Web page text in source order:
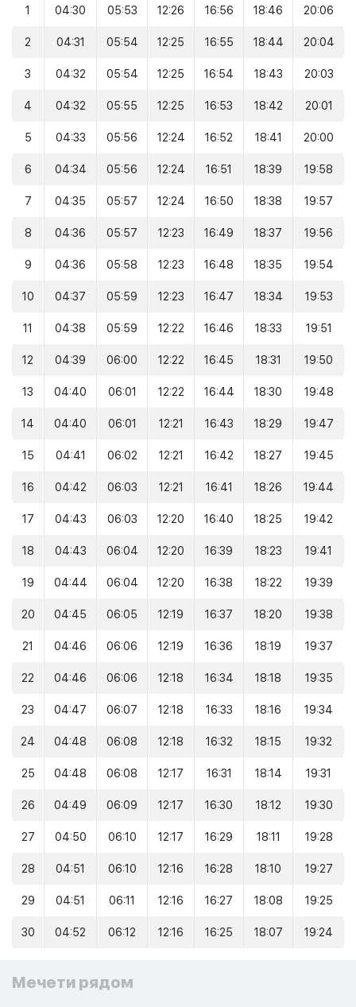
1 04:30 05:53 12:26 16:56 18:46 20:06
2 04:31 05:54 12:25 16:55 18:44 20:04
3 04:32 05:54 12:25 16:54 18:43 20:03
4 04:32 05:55 12:25 16:53 18:42 20:01
5 04:33 05:56 12:24 16:52 18:41 20:00
6 04:34 05:56 12:24 16:51 18:39 19:58
7 04:35 05:57 12:24 16:50 18:38 19:57
8 04:36 05:57 12:23 16:49 18:37 19:56
9 04:36 05:58 12:23 16:48 18:35 19:54
10 04:37 05:59 12:23 16:47 18:34 19:53
11 04:38 05:59 12:22 16:46 18:33 19:51
12 04:39 06:00 12:22 16:45 18:31 19:50
13 04:40 06:01 12:22 16:44 18:30 19:48
14 04:40 06:01 12:21 16:43 18:29 19:47
15 04:41 06:02 12:21 16:42 18:27 19:45
16 04:42 06:03 12:21 16:41 18:26 19:44
17 04:43 06:03 12:20 16:40 18:25 19:42
18 04:43 06:04 12:20 16:39 18:23 19:41
19 04:44 06:04 12:20 16:38 18:22 19:39
20 04:45 06:05 12:19 16:37 18:20 19:38
21 04:46 06:06 12:19 16:36 18:19 19:37
22 04:46 06:06 12:18 16:34 18:18 19:35
23 04:47 06:07 12:18 16:33 18:16 19:34
24 04:48 06:08 12:18 16:32 18:15 19:32
25 04:48 06:08 12:17 16:31 18:14 19:31
26 04:49 06:09 12:17 16:30 18:12 19:30
27 04:50 06:10 12:17 16:29 18:11 19:28
28 04:51 06:10 12:16 16:28 18:10 19:27
29 04:51 06:11 12:16 16:27 18:08 19:25
30 04:52 06:12 12:16 16:25 18:07 19:24
Мечети рядом